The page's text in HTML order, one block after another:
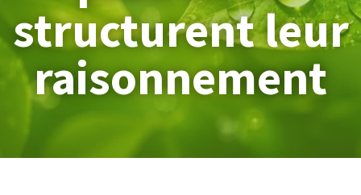
structurent leur
raisonnement